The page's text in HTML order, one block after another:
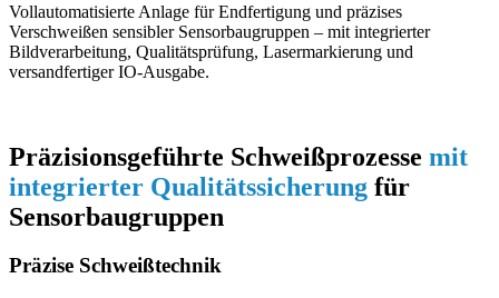
Vollautomatisierte Anlage für Endfertigung und präzises
Verschweißen sensibler Sensorbaugruppen – mit integrierter
Bildverarbeitung, Qualitätsprüfung, Lasermarkierung und
versandfertiger IO-Ausgabe.
Präzisionsgeführte Schweißprozesse mit
integrierter Qualitätssicherung für
Sensorbaugruppen
Präzise Schweißtechnik